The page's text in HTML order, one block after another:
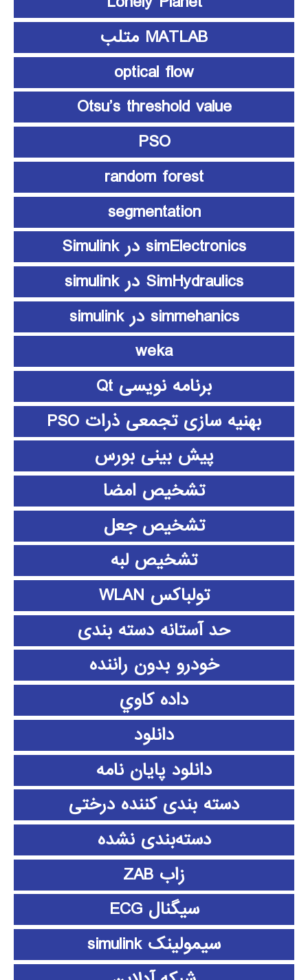
MATLAB متلب
optical flow
Otsu’s threshold value
PSO
random forest
segmentation
simElectronics در Simulink
SimHydraulics در simulink
simmehanics در simulink
weka
برنامه نویسی Qt
بهنیه سازی تجمعی ذرات PSO
پیش بینی بورس
تشخیص امضا
تشخیص جعل
تشخیص لبه
تولباکس WLAN
حد آستانه دسته بندی
خودرو بدون راننده
داده كاوي
دانلود
دانلود پايان نامه
دسته بندی کننده درختی
دسته‌بندی نشده
زاب ZAB
سیگنال ECG
سیمولینک simulink